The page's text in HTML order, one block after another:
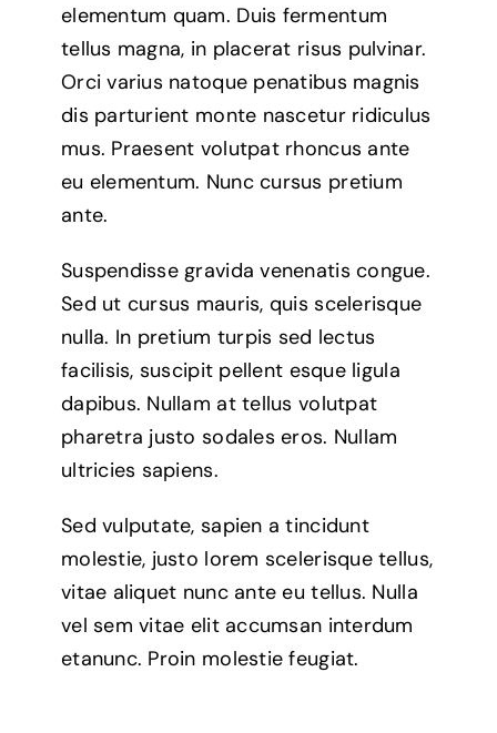
elementum quam. Duis fermentum
tellus magna, in placerat risus pulvinar.
Orci varius natoque penatibus magnis
dis parturient monte nascetur ridiculus
mus. Praesent volutpat rhoncus ante
eu elementum. Nunc cursus pretium
ante.
Suspendisse gravida venenatis congue.
Sed ut cursus mauris, quis scelerisque
nulla. In pretium turpis sed lectus
facilisis, suscipit pellent esque ligula
dapibus. Nullam at tellus volutpat
pharetra justo sodales eros. Nullam
ultricies sapiens.
Sed vulputate, sapien a tincidunt
molestie, justo lorem scelerisque tellus,
vitae aliquet nunc ante eu tellus. Nulla
vel sem vitae elit accumsan interdum
etanunc. Proin molestie feugiat.